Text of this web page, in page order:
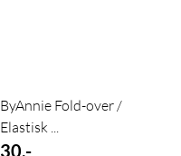
ByAnnie Fold-over /
Elastisk ...
30,-